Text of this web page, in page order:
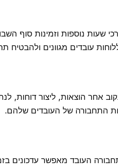
שעות נוספות וזמינות סוף
עובדים מגוונים ולהבטיח
אחר הוצאות, ליצור דוחות,
התחבורה של העובדים שלהם.
העובד מאפשר עדכונים